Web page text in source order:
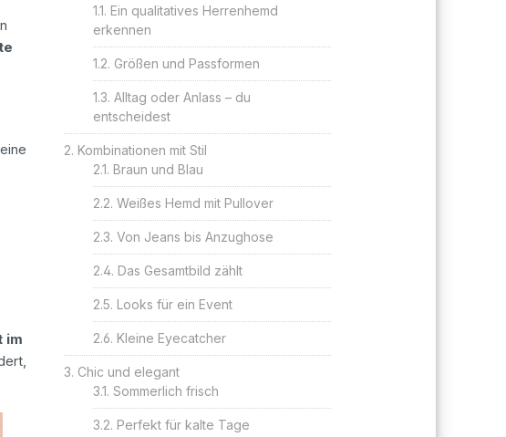
Ein qualitatives Herrenhemd
erkennen
Größen und Passformen
Alltag oder Anlass – du
entscheidest
Kombinationen mit Stil
Braun und Blau
Weißes Hemd mit Pullover
Von Jeans bis Anzughose
Das Gesamtbild zählt
Looks für ein Event
Kleine Eyecatcher
Chic und elegant
Sommerlich frisch
Perfekt für kalte Tage
im